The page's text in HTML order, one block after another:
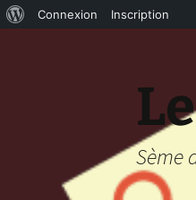
Connexion Inscription
Sème